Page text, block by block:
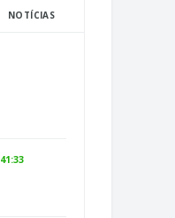
NOTÍCIAS
41:33